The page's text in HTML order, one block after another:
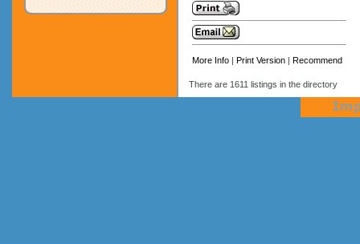
More Info | Print Version | Recommend
There are 1611 listings in the directory